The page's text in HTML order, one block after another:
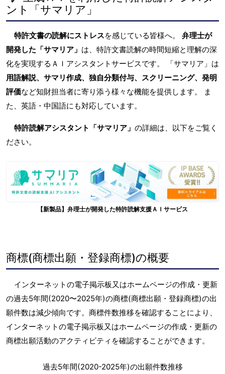
ント「サマリア」
特許文書の読解にストレスを感じている皆様へ。 弁理士が
開発した「サマリア」 は、特許文書読解の時間短縮と理解の深
化を実現するＡＩアシスタントサービスです。 「サマリア」は
用語解説、サマリ作成、独自分類付与、スクリーニング、発明
評価など知財担当者に寄り添う様々な機能を提供します。 ま
た、英語・中国語にも対応しています。
特許読解アシスタント「サマリア」 の詳細は、以下をご覧く
ださい。
【新製品】弁理士が開発した特許読解支援ＡＩサービス
商標(商標出願・登録商標)の概要
インターネットの電子掲示板又はホームページの作成・更新
の過去5年間(2020〜2025年)の商標(商標出願・登録商標)の出
願件数は減少傾向です。商標件数推移を確認することにより、
インターネットの電子掲示板又はホームページの作成・更新の
商標出願活動のアクティビティを確認することができます。
過去5年間(2020-2025年)の出願件数推移